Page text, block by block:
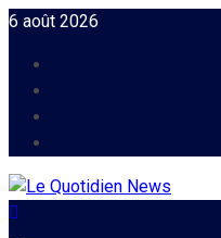
Skip
content
6 août 2026